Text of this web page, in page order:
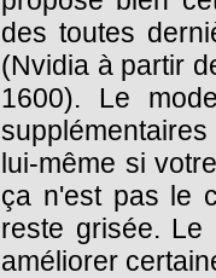
des toutes
(Nvidia à partir
1600). Le
lui-même si
ça n'est pas le
reste grisée. Le
améliorer